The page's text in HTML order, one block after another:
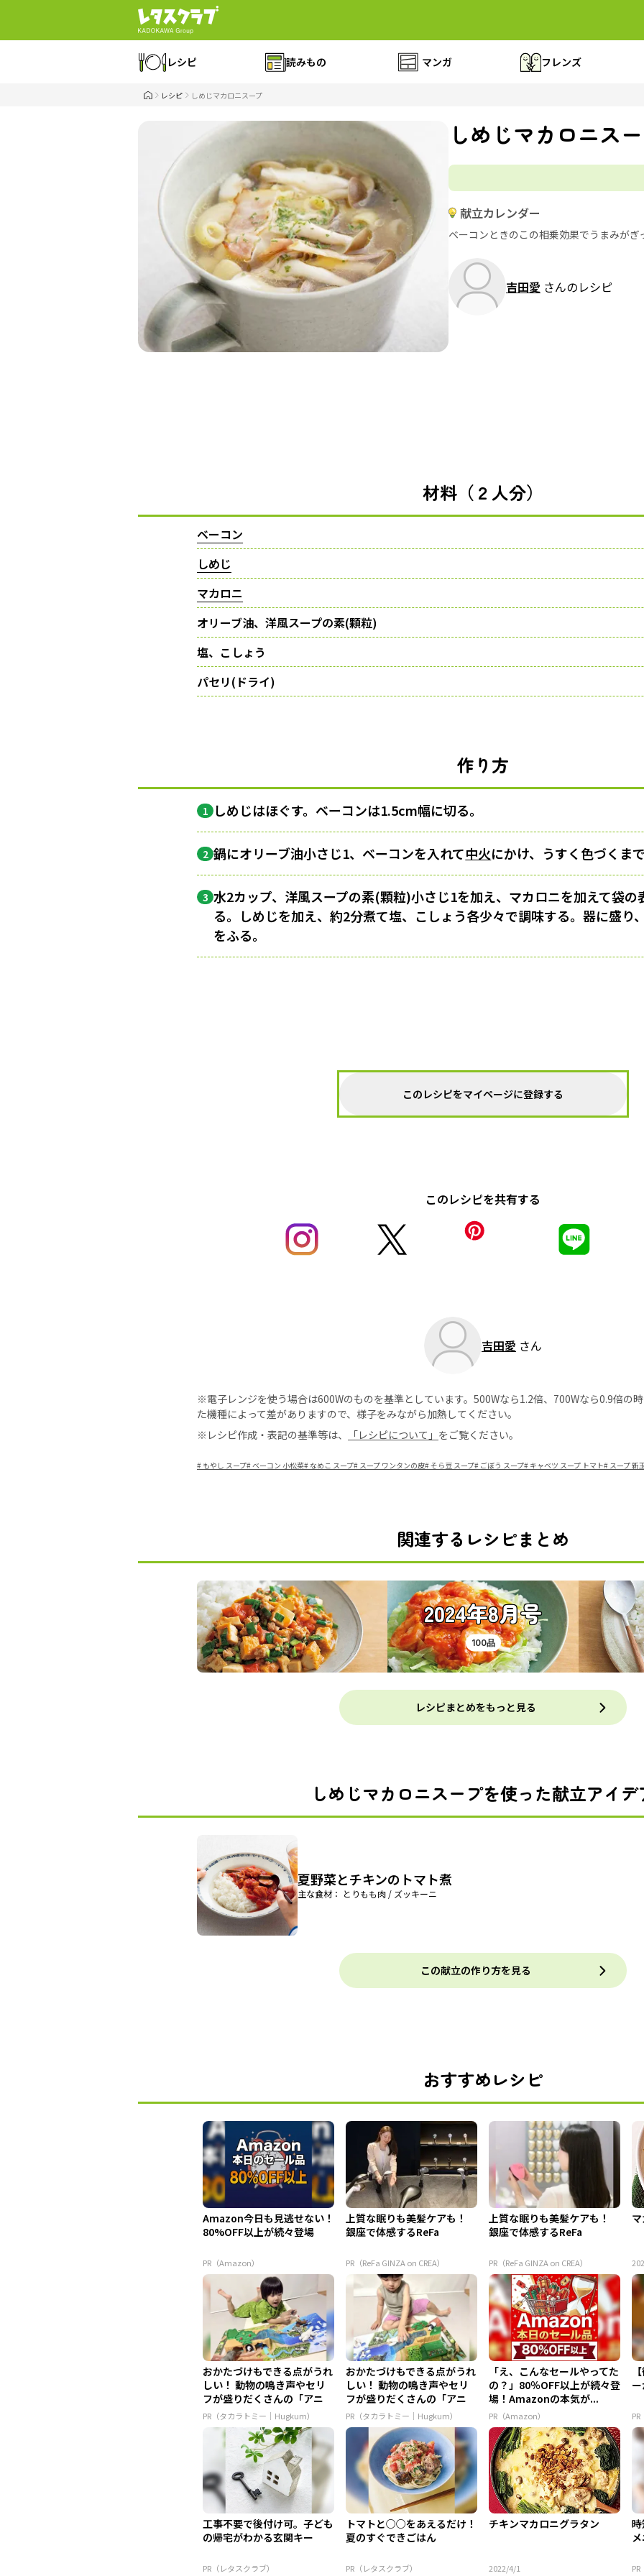
レシピ 読みもの マンガ フレンズ
レシピ しめじマカロニスープ
しめじマカロニス
献立カレンダー
ベーコンときのこの相乗効果でうまみがぎ
吉田愛 さんのレシピ
材料（２人分）
ベーコン
しめじ
マカロニ
オリーブ油、洋風スープの素(顆粒)
塩、こしょう
パセリ(ドライ)
作り方
1 しめじはほぐす。ベーコンは1.5cm幅に切る。
2 鍋にオリーブ油小さじ1、ベーコンを入れて中火にかけ、うすく色づくま
3 水2カップ、洋風スープの素(顆粒)小さじ1を加え、マカロニを加えて袋の
る。しめじを加え、約2分煮て塩、こしょう各少々で調味する。器に盛り
をふる。
このレシピをマイページに登録する
このレシピを共有する
吉田愛 さん
※電子レンジを使う場合は600Wのものを基準としています。500Wなら1.2倍、700Wなら0.9倍の
た機種によって差がありますので、様子をみながら加熱してください。
※レシピ作成・表記の基準等は、
「レシピについて」 をご覧ください。
# もやし スープ#ベーコン 小松菜# なめこ スープ# スープ ワンタンの皮#そら豆 スープ# ごぼう スープ# キャベツ スープ トマト# スープ 新
関連するレシピまとめ
2024年8月号
100品
レシピまとめをもっと見る
しめじマカロニスープを使った献立アイデ
夏野菜とチキンのトマト煮
主な食材： とりもも肉 / ズッキーニ
この献立の作り方を見る
おすすめレシピ
Amazon今日も見逃せない！
80%OFF以上が続々登場
PR（Amazon）
上質な眠りも美髪ケアも！
銀座で体感するReFa
PR（ReFa GINZA on CREA）
上質な眠りも美髪ケアも！
銀座で体感するReFa
PR（ReFa GINZA on CREA）
おかたづけもできる点がうれ
しい！ 動物の鳴き声やセリ
フが盛りだくさんの「アニ
ア ...
PR（タカラトミー｜Hugkum）
おかたづけもできる点がうれ
しい！ 動物の鳴き声やセリ
フが盛りだくさんの「アニ
ア ...
PR（タカラトミー｜Hugkum）
「え、こんなセールやってた
の？」80％OFF以上が続々登
場！Amazonの本気が...
PR（Amazon）
工事不要で後付け可。子ども
の帰宅がわかる玄関キー
PR（レタスクラブ）
トマトと○○をあえるだけ！
夏のすぐできごはん
PR（レタスクラブ）
チキンマカロニグラタン
2022/4/1